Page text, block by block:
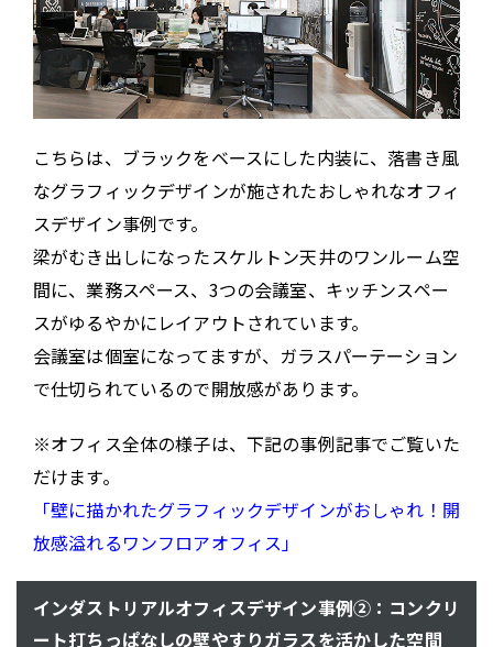
こちらは、ブラックをベースにした内装に、落書き風
なグラフィックデザインが施されたおしゃれなオフィ
スデザイン事例です。
梁がむき出しになったスケルトン天井のワンルーム空
間に、業務スペース、3つの会議室、キッチンスペー
スがゆるやかにレイアウトされています。
会議室は個室になってますが、ガラスパーテーション
で仕切られているので開放感があります。
※オフィス全体の様子は、下記の事例記事でご覧いた
だけます。
「壁に描かれたグラフィックデザインがおしゃれ！開
放感溢れるワンフロアオフィス」
インダストリアルオフィスデザイン事例②：コンクリ
ート打ちっぱなしの壁やすりガラスを活かした空間